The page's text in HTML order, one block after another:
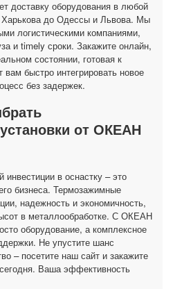
доставку оборудования в любой
Харькова до Одессы и Львова. Мы
логистическими компаниями,
и timely сроки. Закажите онлайн,
состоянии, готовая к
вам быстро интегрировать новое
без задержек.
от ОКЕАН
инвестиции в оснастку – это
бизнеса. Термозажимные
надежность и экономичность,
в металлообработке. С ОКЕАН
оборудование, а комплексное
Не упустите шанс
– посетите наш сайт и закажите
Ваша эффективность